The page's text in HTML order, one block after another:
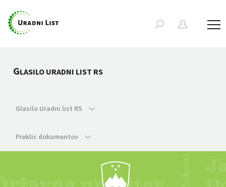
GLASILO URADNI LIST RS
Glasilo Uradni list RS
Preklic dokumentov